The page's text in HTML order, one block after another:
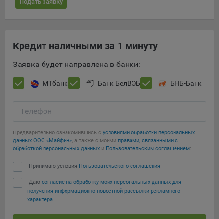
16. Пользователь всегда может направить сообщение с
Отключение аналитических cookie-файлов не позволит
определять предпочтения пользователей Сайта, в том
принимать меры по совершенствованию работы Сайта
исходя из предпочтений пользователей
Статистические куки позволяют определять предпочтения
пользователей сайта.
Компании, которым мы поручаем обработку
Яндекс Метрика – сервис веб-аналитики,
предоставляемый ООО «Яндекс». Адрес: г. Москва, ул.
Льва Толстого, д. 16, 119021.Политика
Подать заявку
Кредит наличными за 1 минуту
Заявка будет направлена в банки:
МТбанк Банк БелВЭБ БНБ-Банк
Телефон
Предварительно ознакомившись с условиями обработки персональных
данных ООО «Майфин», а также с моими правами, связанными с
обработкой персональных данных и Пользовательским соглашением:
Принимаю условия Пользовательского соглашения
Даю согласие на обработку моих персональных данных для
получения информационно-новостной рассылки рекламного
характера